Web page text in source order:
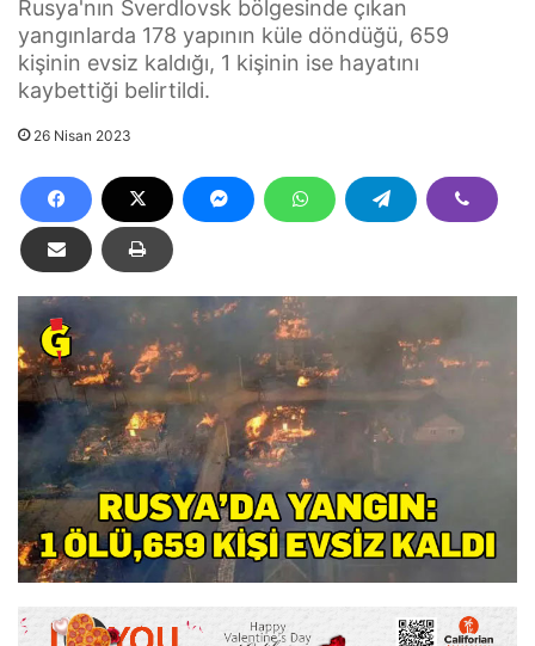
Rusya'nın Sverdlovsk bölgesinde çıkan
yangınlarda 178 yapının küle döndüğü, 659
kişinin evsiz kaldığı, 1 kişinin ise hayatını
kaybettiği belirtildi.
26 Nisan 2023